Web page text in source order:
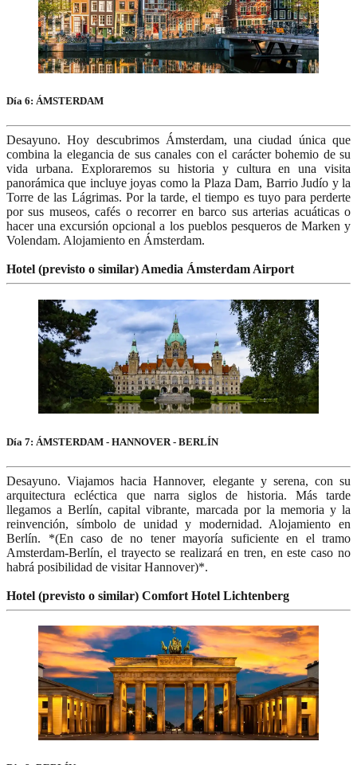
Día 6: ÁMSTERDAM
Desayuno. Hoy descubrimos Ámsterdam, una ciudad única que
combina la elegancia de sus canales con el carácter bohemio de su
vida urbana. Exploraremos su historia y cultura en una visita
panorámica que incluye joyas como la Plaza Dam, Barrio Judío y la
Torre de las Lágrimas. Por la tarde, el tiempo es tuyo para perderte
por sus museos, cafés o recorrer en barco sus arterias acuáticas o
hacer una excursión opcional a los pueblos pesqueros de Marken y
Volendam. Alojamiento en Ámsterdam.
Hotel (previsto o similar) Amedia Ámsterdam Airport
Día 7: ÁMSTERDAM - HANNOVER - BERLÍN
Desayuno. Viajamos hacia Hannover, elegante y serena, con su
arquitectura ecléctica que narra siglos de historia. Más tarde
llegamos a Berlín, capital vibrante, marcada por la memoria y la
reinvención, símbolo de unidad y modernidad. Alojamiento en
Berlín. *(En caso de no tener mayoría suficiente en el tramo
Amsterdam-Berlín, el trayecto se realizará en tren, en este caso no
habrá posibilidad de visitar Hannover)*.
Hotel (previsto o similar) Comfort Hotel Lichtenberg